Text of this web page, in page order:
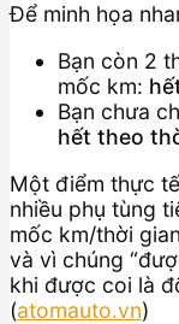
Để minh họa
Bạn còn 2
mốc km:
Bạn chưa
hết theo
Một điểm thực
nhiều phụ tùng
mốc km/thời
và vì chúng
khi được coi là
(atomauto.vn)